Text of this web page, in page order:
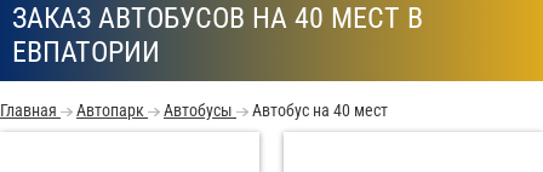
ЗАКАЗ АВТОБУСОВ НА 40 МЕСТ В
ЕВПАТОРИИ
Главная Автопарк Автобусы Автобус на 40 мест